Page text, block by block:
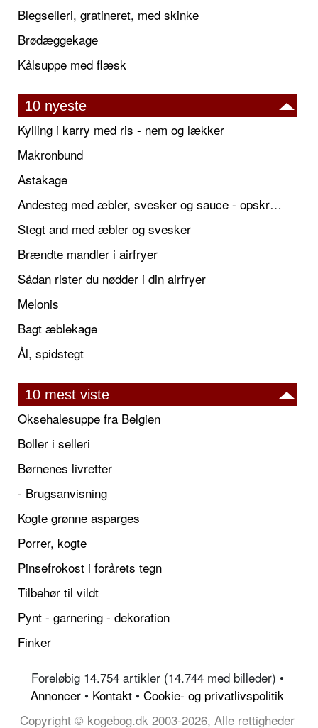
Blegselleri, gratineret, med skinke
Brødæggekage
Kålsuppe med flæsk
10 nyeste
Kylling i karry med ris - nem og lækker
Makronbund
Astakage
Andesteg med æbler, svesker og sauce - opskrift også til jul
Stegt and med æbler og svesker
Brændte mandler i airfryer
Sådan rister du nødder i din airfryer
Melonis
Bagt æblekage
Ål, spidstegt
10 mest viste
Oksehalesuppe fra Belgien
Boller i selleri
Børnenes livretter
- Brugsanvisning
Kogte grønne asparges
Porrer, kogte
Pinsefrokost i forårets tegn
Tilbehør til vildt
Pynt - garnering - dekoration
Finker
Foreløbig 14.754 artikler (14.744 med billeder) •
Annoncer • Kontakt • Cookie- og privatlivspolitik
Copyright © kogebog.dk 2003-2026, Alle rettigheder